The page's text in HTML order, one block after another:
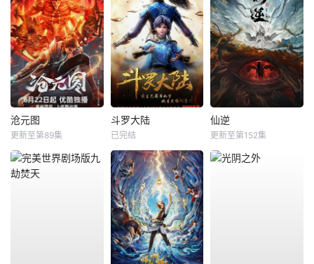
沧元图
更新至第89集
斗罗大陆
已完结
仙逆
更新至第152集